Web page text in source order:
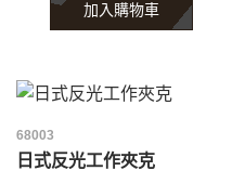
加入購物車
68003
日式反光工作夾克